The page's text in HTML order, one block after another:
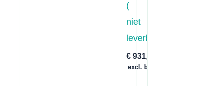
(
niet
leverbaar)
€931,00
excl. btw